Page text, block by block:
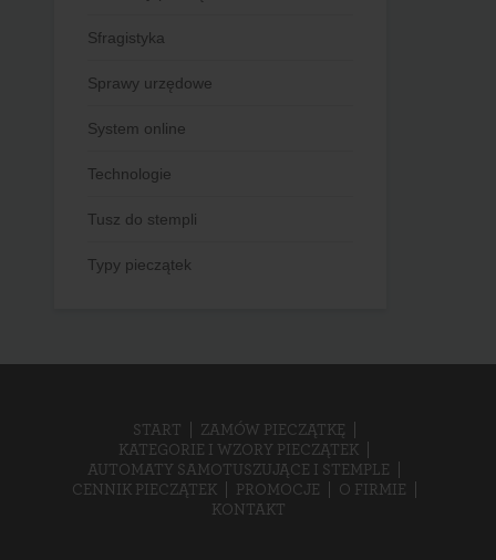
Sfragistyka
Sprawy urzędowe
System online
Technologie
Tusz do stempli
Typy pieczątek
START
ZAMÓW PIECZĄTKĘ
KATEGORIE I WZORY PIECZĄTEK
AUTOMATY SAMOTUSZUJĄCE I STEMPLE
CENNIK PIECZĄTEK
PROMOCJE
O FIRMIE
KONTAKT